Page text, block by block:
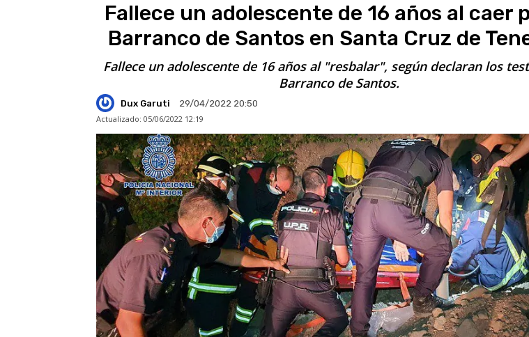
Fallece un adolescente de 16 años al caer
Barranco de Santos en Santa Cruz de
Fallece un adolescente de 16 años al "resbalar", según declaran los
Barranco de Santos.
Dux Garuti
29/04/2022 20:50
Actualizado: 05/06/2022 12:19